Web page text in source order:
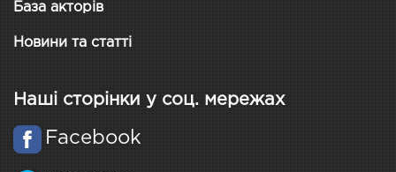
База акторів
Новини та статті
Наші сторінки у соц. мережах
Facebook